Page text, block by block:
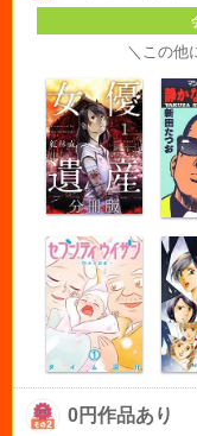
＼この他
0円作品あり